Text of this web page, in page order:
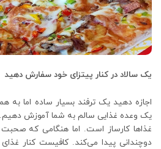
یک سالاد در کنار پیتزای خود سفارش دهید
اجازه دهید یک ترفند بسیار ساده اما به
یک وعده غذایی سالم به شما آموزش دهیم.
غذاها کارساز است. اما هنگامی که
دوچندانی پیدا می‌کند. کافیست کنار